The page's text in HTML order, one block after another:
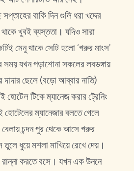
বাকি দিন গুলি ধরা খদ্দের
খুবই ব্যস্ততা। যদিও সারা
মেনু থাকে সেটি হলো ‘গরুর মাংস’
যখন পড়াশোনা সকলের লবডঙ্গায়
ছেলে (বড়ো আব্বার নাতি)
হোটেল টিকে ম্যানেজ করার ট্রেনিং
ম্যানেজার বলতে গেলে
চন্দন পুর থেকে আসে গরুর
ধুয়ে মশলা মাখিয়ে রেখে দেয়।
রান্না করতে বসে। যখন এক উননে